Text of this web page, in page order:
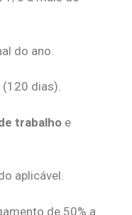
do ano.
(120 dias).
trabalho e
aplicável.
de 50% a